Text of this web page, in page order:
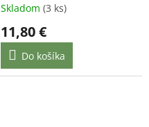
Skladom (3 ks)
11,80 €
Do košíka